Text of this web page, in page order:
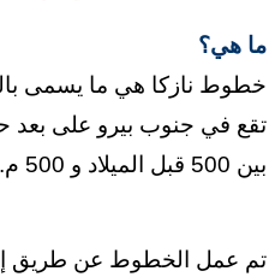
ما هي؟
خطوط نازكا هي ما يسمى
بين 500 قبل الميلاد و 500 م.
تم عمل الخطوط عن طريق